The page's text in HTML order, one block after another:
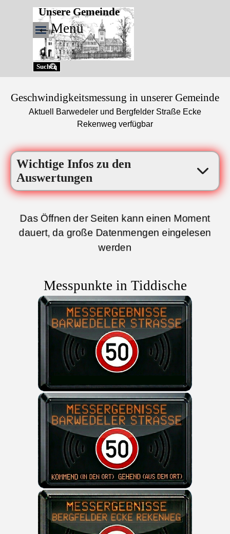
Unsere Gemeinde
Suchen
←Menü
Menü überspringen
Geschwindigkeitsmessung in unserer Gemeinde
Aktuell Barwedeler und Bergfelder Straße Ecke
Rekenweg verfügbar
Wichtige Infos zu den
Auswertungen
Das Öffnen der Seiten kann einen Moment
dauert, da große Datenmengen eingelesen
werden
Messpunkte in Tiddische